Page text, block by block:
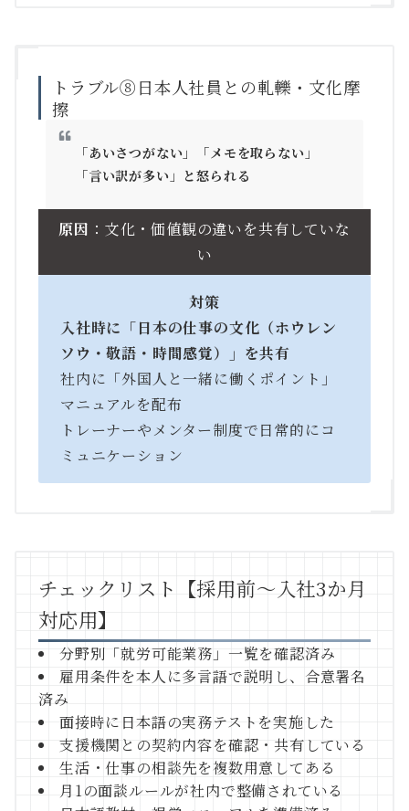
トラブル⑧日本人社員との軋轢・文化摩
擦
「あいさつがない」「メモを取らない」
「言い訳が多い」と怒られる
原因 ：文化・価値観の違いを共有していな
い
対策
入社時に「日本の仕事の文化（ホウレン
ソウ・敬語・時間感覚）」を共有
社内に「外国人と一緒に働くポイント」
マニュアルを配布
トレーナーやメンター制度で日常的にコ
ミュニケーション
チェックリスト【採用前〜入社3か月
対応用】
分野別「就労可能業務」一覧を確認済み
雇用条件を本人に多言語で説明し、合意署名
済み
面接時に日本語の実務テストを実施した
支援機関との契約内容を確認・共有している
生活・仕事の相談先を複数用意してある
月1の面談ルールが社内で整備されている